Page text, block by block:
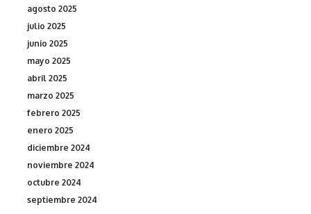
agosto 2025
julio 2025
junio 2025
mayo 2025
abril 2025
marzo 2025
febrero 2025
enero 2025
diciembre 2024
noviembre 2024
octubre 2024
septiembre 2024